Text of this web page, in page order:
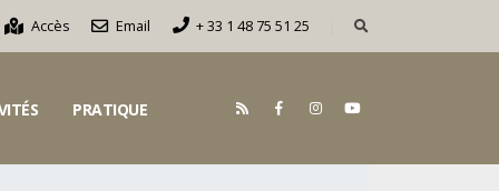
Accès Email + 33 1 48 75 51 25
PRATIQUE